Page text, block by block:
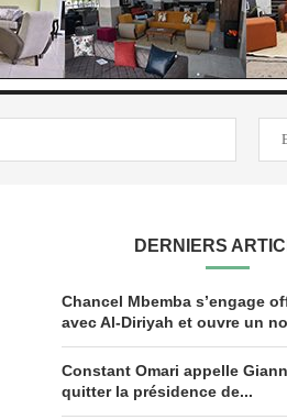
DERNIERS
Chancel Mbemba s’engage
avec Al-Diriyah et ouvre un
Constant Omari appelle
quitter la présidence de...